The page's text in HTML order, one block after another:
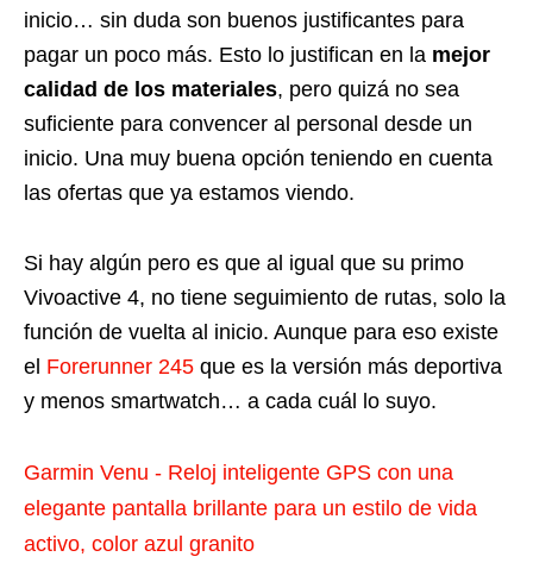
inicio… sin duda son buenos justificantes para
pagar un poco más. Esto lo justifican en la mejor
calidad de los materiales, pero quizá no sea
suficiente para convencer al personal desde un
inicio. Una muy buena opción teniendo en cuenta
las ofertas que ya estamos viendo.
Si hay algún pero es que al igual que su primo
Vivoactive 4, no tiene seguimiento de rutas, solo la
función de vuelta al inicio. Aunque para eso existe
el Forerunner 245 que es la versión más deportiva
y menos smartwatch… a cada cuál lo suyo.
Garmin Venu - Reloj inteligente GPS con una
elegante pantalla brillante para un estilo de vida
activo, color azul granito